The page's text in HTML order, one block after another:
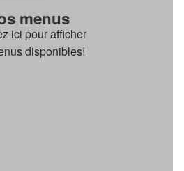
menus
ici pour afficher
disponibles!